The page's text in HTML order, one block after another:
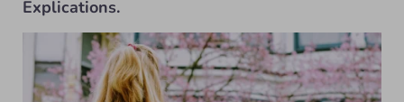
Explications.